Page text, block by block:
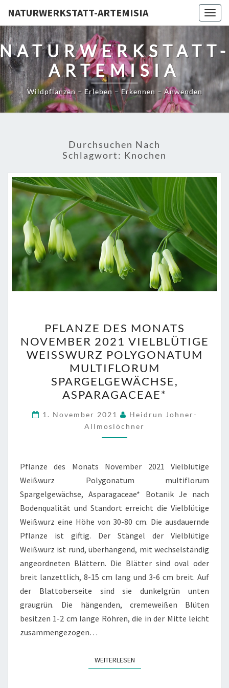
NATURWERKSTATT-ARTEMISIA
ARTEMISIA
Wildpflanzen – Erleben – Erkennen – Anwenden
Durchsuchen Nach
Schlagwort: Knochen
DES
MONATS
NOVEMBER
2021
VIELBLÜTIGE
WEISSWURZ P
OLYGONATUM M
ULTIFLORUM S
PFLANZE DES MONATS
NOVEMBER 2021 VIELBLÜTIGE
WEISSWURZ POLYGONATUM M
ULTIFLORUM S
PARGELGEWÄCHSE, A
SPARAGACEAE*
1. November 2021
Heidrun Johner-
Allmoslöchner
Pflanze des Monats November 2021 Vielblütige
Weißwurz Polygonatum multiflorum
Spargelgewächse, Asparagaceae* Botanik Je nach
Bodenqualität und Standort erreicht die Vielblütige
Weißwurz eine Höhe von 30-80 cm. Die ausdauernde
Pflanze ist giftig. Der Stängel der Vielblütige
Weißwurz ist rund, überhängend, mit wechselständig
angeordneten Blättern. Die Blätter sind oval oder
breit lanzettlich, 8-15 cm lang und 3-6 cm breit. Auf
der Blattoberseite sind sie dunkelgrün unten
graugrün. Die hängenden, cremeweißen Blüten
besitzen 1-2 cm lange Röhren, die in der Mitte leicht
zusammengezogen…
WEITERLESENWEITERLESEN